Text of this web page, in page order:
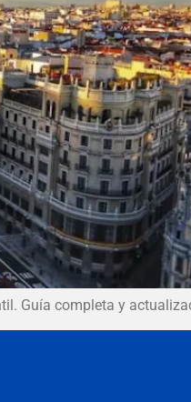
Guía completa y